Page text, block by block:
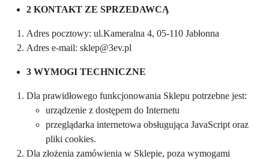
2 KONTAKT ZE SPRZEDAWCĄ
Adres pocztowy: ul.Kameralna 4, 05-110 Jabłonna
Adres e-mail: sklep@3ev.pl
3 WYMOGI TECHNICZNE
Dla prawidłowego funkcjonowania Sklepu potrzebne jest:
urządzenie z dostępem do Internetu
przeglądarka internetowa obsługująca JavaScript oraz
pliki cookies.
Dla złożenia zamówienia w Sklepie, poza wymogami